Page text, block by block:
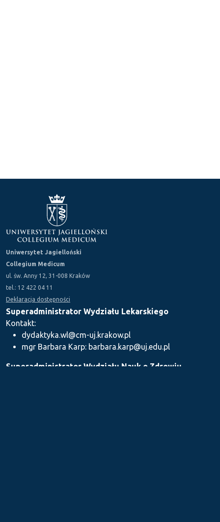
Uniwersytet Jagielloński
Collegium Medicum
ul. św. Anny 12, 31-008 Kraków
tel.: 12 422 04 11
Deklaracja dostępności
Superadministrator Wydziału Lekarskiego
Kontakt:
dydaktyka.wl@cm-uj.krakow.pl
mgr Barbara Karp: barbara.karp@uj.edu.pl
Superadministrator Wydziału Nauk o Zdrowiu